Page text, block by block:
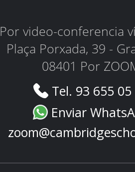
Por video-conferencia
Plaça Porxada, 39 -
08401 Por
Tel. 93 655
Enviar